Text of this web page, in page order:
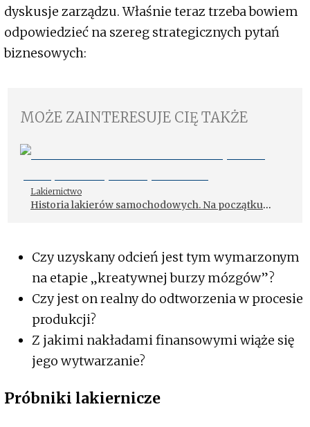
dyskusje zarządzu. Właśnie teraz trzeba bowiem
odpowiedzieć na szereg strategicznych pytań
biznesowych:
MOŻE ZAINTERESUJE CIĘ TAKŻE
Lakiernictwo
Historia lakierów samochodowych. Na początku
Czy uzyskany odcień jest tym wymarzonym
na etapie „kreatywnej burzy mózgów”?
Czy jest on realny do odtworzenia w procesie
produkcji?
Z jakimi nakładami finansowymi wiąże się
jego wytwarzanie?
Próbniki lakiernicze